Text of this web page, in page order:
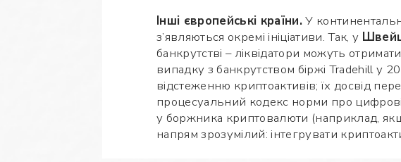
Інші європейські країни.У
з’являються окремі ініціативи. Так, у
банкрутстві – ліквідатори можуть
випадку з банкрутством біржі Tradehill у
відстеженню криптоактивів; їх досвід
процесуальний кодекс норми про
у боржника криптовалюти (наприклад,
напрям зрозумілий: інтегрувати
Ім’я *
Номер